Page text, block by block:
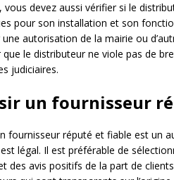
vous devez aussi vérifier si le
pour son installation et son
une autorisation de la mairie ou
que le distributeur ne viole pas de
judiciaires.
un fournisseur
fournisseur réputé et fiable est un
légal. Il est préférable de
des avis positifs de la part de